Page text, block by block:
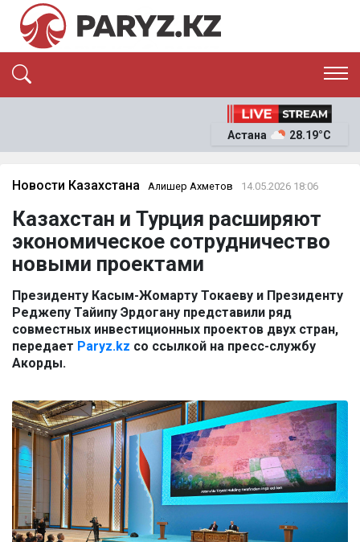
ЭКОНОМИКА
ОҚИҒА
News
Астана 28.19°C
Новости Казахстана Алишер Ахметов 14.05.2026 18:06
Казахстан и Турция расширяют
экономическое сотрудничество
новыми проектами
Президенту Касым-Жомарту Токаеву и Президенту
Реджепу Тайипу Эрдогану представили ряд
совместных инвестиционных проектов двух стран,
передает Paryz.kz со ссылкой на пресс-службу
Акорды.